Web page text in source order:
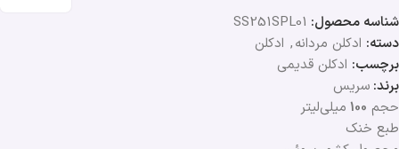
شناسه محصول: SS251SPL01
دسته: ادکلن مردانه, ادکلن
برچسب: ادکلن قدیمی
برند: سریس
حجم 100 میلی‌لیتر
طبع خنک